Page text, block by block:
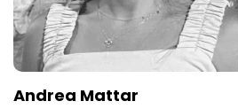
Andrea Mattar